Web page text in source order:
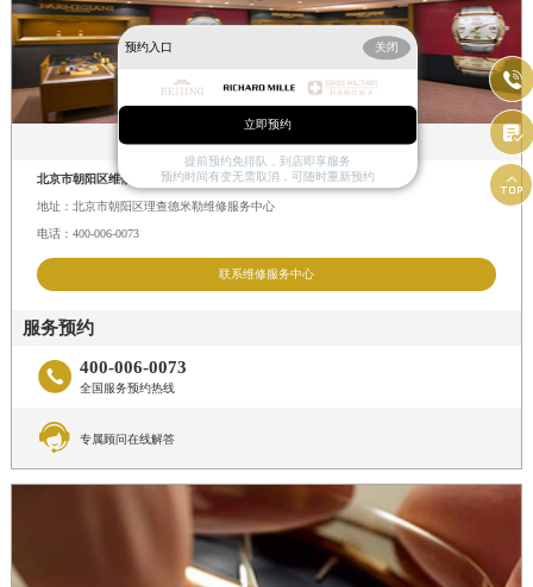
北京 上海 广州 更多>>>
北京市朝阳区维修服务中心
地址：北京市朝阳区理查德米勒维修服务中心
电话：400-006-0073
联系维修服务中心
服务预约
 400-006-0073
全国服务预约热线
 专属顾问在线解答



预约入口 关闭
立即预约
提前预约免排队，到店即享服务
预约时间有变无需取消，可随时重新预约